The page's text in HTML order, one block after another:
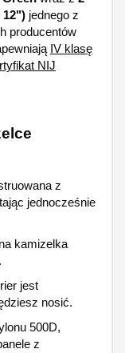
12") jednego z
producentów
IV klasę
NIJ
z
jednocześnie
kamizelka
jest
nosić.
500D,
z